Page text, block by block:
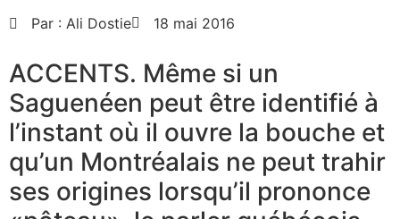
Par : Ali Dostie 18 mai 2016
ACCENTS. Même si un
Saguenéen peut être identifié à
l’instant où il ouvre la bouche et
qu’un Montréalais ne peut trahir
ses origines lorsqu’il prononce